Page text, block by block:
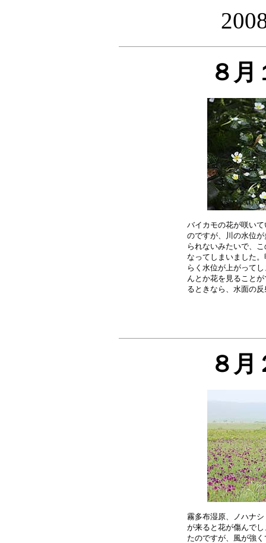
８月
バイカモの花が咲い
のですが、川の水位
られないみたいで、
なってしまいました
らく水位が上がって
んとか花を見ること
８月
霧多布湿原、ノハナ
が来ると花が傷んで
たのですが、風が強